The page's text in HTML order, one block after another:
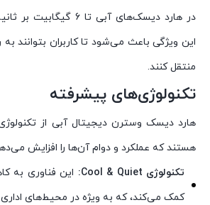
در هارد دیسک‌های آبی تا 6
این ویژگی باعث می‌شود تا کاربران بتوانند به
منتقل کنند.
تکنولوژی‌های پیشرفته
هارد دیسک‌ وسترن دیجیتال آبی از
هستند که عملکرد و دوام آن‌ها را افزایش
تکنولوژی Cool & Quiet:
این فناوری به
کمک می‌کند، که به ویژه در محیط‌های